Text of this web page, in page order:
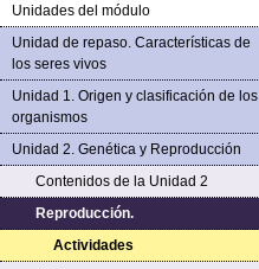
Unidades del módulo
Unidad de repaso. Características de
los seres vivos
Unidad 1. Origen y clasificación de los
organismos
Unidad 2. Genética y Reproducción
Contenidos de la Unidad 2
Reproducción.
Actividades